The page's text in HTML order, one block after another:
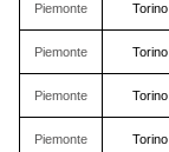
Piemonte Torino
Piemonte Torino
Piemonte Torino
Piemonte Torino